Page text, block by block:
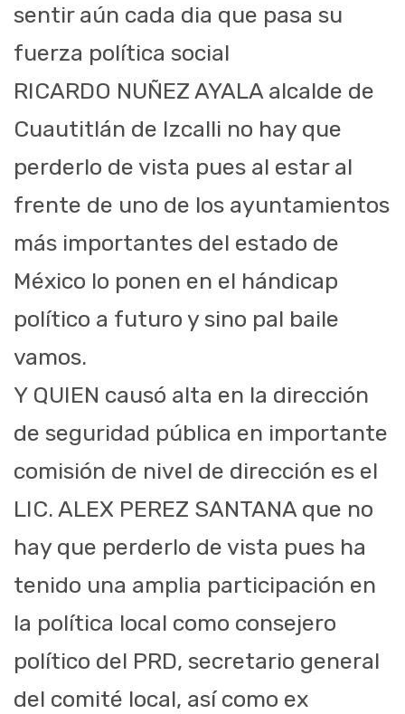
sentir aún cada dia que pasa su
fuerza política social
RICARDO NUÑEZ AYALA alcalde de
Cuautitlán de Izcalli no hay que
perderlo de vista pues al estar al
frente de uno de los ayuntamientos
más importantes del estado de
México lo ponen en el hándicap
político a futuro y sino pal baile
vamos.
Y QUIEN causó alta en la dirección
de seguridad pública en importante
comisión de nivel de dirección es el
LIC. ALEX PEREZ SANTANA que no
hay que perderlo de vista pues ha
tenido una amplia participación en
la política local como consejero
político del PRD, secretario general
del comité local, así como ex